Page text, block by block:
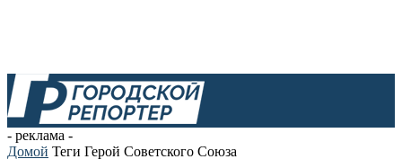
- реклама -
Домой Теги Герой Советского Союза